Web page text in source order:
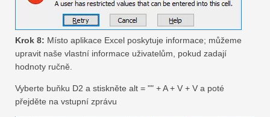
Krok 8: Místo aplikace Excel poskytuje informace; můžeme
upravit naše vlastní informace uživatelům, pokud zadají
hodnoty ručně.
Vyberte buňku D2 a stiskněte alt = "" + A + V + V a poté
přejděte na vstupní zprávu